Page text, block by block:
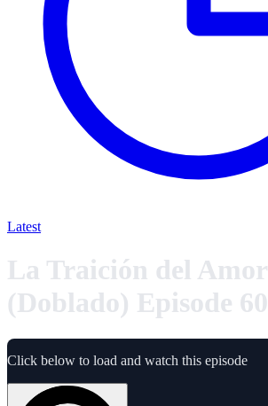
Latest
La Traición del Amor
(Doblado) Episode 60
Click below to load and watch this episode